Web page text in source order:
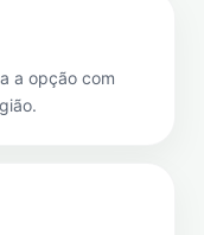
a opção com